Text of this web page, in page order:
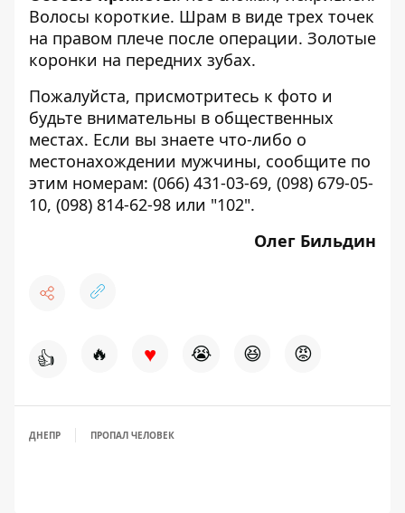
Волосы короткие. Шрам в виде трех точек
на правом плече после операции. Золотые
коронки на передних зубах.
Пожалуйста, присмотритесь к фото и
будьте внимательны в общественных
местах. Если вы знаете что-либо о
местонахождении мужчины, сообщите по
этим номерам: (066) 431-03-69, (098) 679-05-
10, (098) 814-62-98 или "102".
Олег Бильдин
👍 🔥 ♥ 😭 😆 😡
ДНЕПР ПРОПАЛ ЧЕЛОВЕК